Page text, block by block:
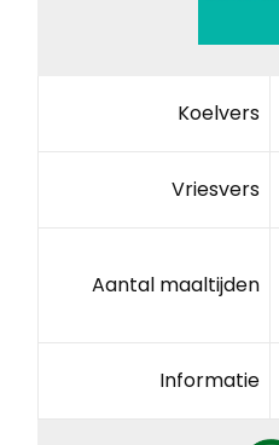
Koelvers
Vriesvers
Aantal maaltijden
Informatie